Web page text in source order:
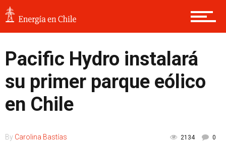
Pacific Hydro instalará
su primer parque eólico
en Chile
By Carolina Bastías 2134 0